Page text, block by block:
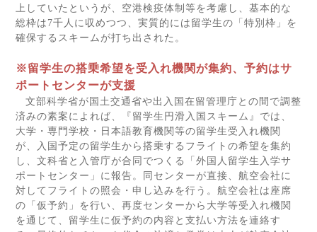
上していたというが、空港検疫体制等を考慮し、基本的な
総枠は 7千人に収めつつ、実質的には留学生の「特別枠」を
確保するスキームが打ち出された。
※留学生の搭乗希望を受入れ機関が集約、予約はサ
ポートセンターが支援
文部科学省が国土交通省や出入国在留管理庁との間で調整
済みの素案によれば、『留学生円滑入国スキーム』では、
大学・専門学校・日本語教育機関等の留学生受入れ機関
が、入国予定の留学生から搭乗するフライトの希望を集約
し、文科省と入管庁が合同でつくる「外国人留学生入学サ
ポートセンター」に報告。同センターが直接、航空会社に
対してフライトの照会・申し込みを行う。航空会社は座席
の「仮予約」を行い、再度センターから大学等受入れ機関
を通じて、留学生に仮予約の内容と支払い方法を連絡す